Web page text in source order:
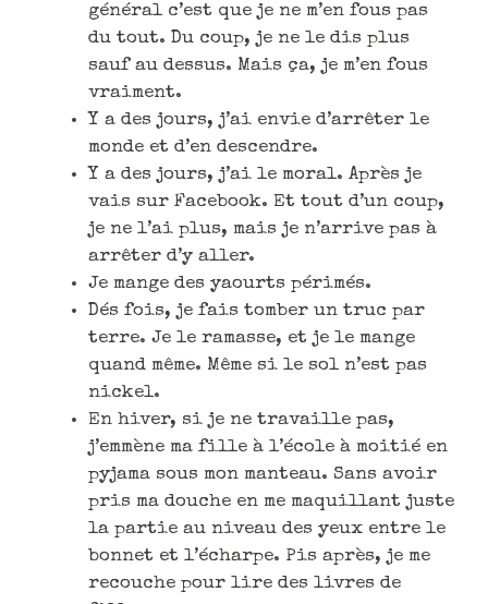
général c’est que je ne m’en fous pas
du tout. Du coup, je ne le dis plus
sauf au dessus. Mais ça, je m’en fous
vraiment.
Y a des jours, j’ai envie d’arrêter le
monde et d’en descendre.
Y a des jours, j’ai le moral. Après je
vais sur Facebook. Et tout d’un coup,
je ne l’ai plus, mais je n’arrive pas à
arrêter d’y aller.
Je mange des yaourts périmés.
Dés fois, je fais tomber un truc par
terre. Je le ramasse, et je le mange
quand même. Même si le sol n’est pas
nickel.
En hiver, si je ne travaille pas,
j’emmène ma fille à l’école à moitié en
pyjama sous mon manteau. Sans avoir
pris ma douche en me maquillant juste
la partie au niveau des yeux entre le
bonnet et l’écharpe. Pis après, je me
recouche pour lire des livres de